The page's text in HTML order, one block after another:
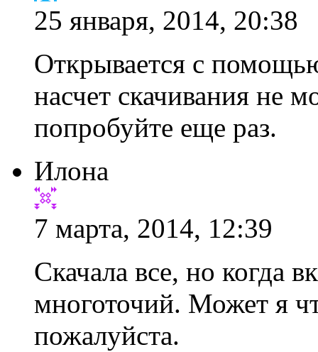
25 января, 2014, 20:38
Открывается с
насчет скачивания не
попробуйте еще раз.
Илона
7 марта, 2014, 12:39
Скачала все, но когда
многоточий. Может я
пожалуйста.